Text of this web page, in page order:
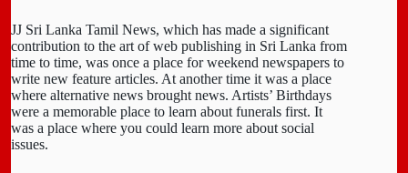
JJ Sri Lanka Tamil News, which has made a significant
contribution to the art of web publishing in Sri Lanka from
time to time, was once a place for weekend newspapers to
write new feature articles. At another time it was a place
where alternative news brought news. Artists’ Birthdays
were a memorable place to learn about funerals first. It
was a place where you could learn more about social
issues.